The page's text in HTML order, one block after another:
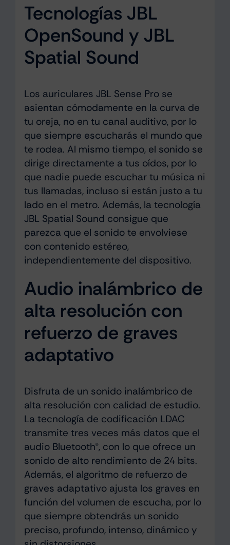
Tecnologías JBL
OpenSound y JBL
Spatial Sound
Los auriculares JBL Sense Pro se
asientan cómodamente en la curva de
tu oreja, no en tu canal auditivo, por lo
que siempre escucharás el mundo que
te rodea. Al mismo tiempo, el sonido se
dirige directamente a tus oídos, por lo
que nadie puede escuchar tu música ni
tus llamadas, incluso si están justo a tu
lado en el metro. Además, la tecnología
JBL Spatial Sound consigue que
parezca que el sonido te envolviese
con contenido estéreo,
independientemente del dispositivo.
Audio inalámbrico de
alta resolución con
refuerzo de graves
adaptativo
Disfruta de un sonido inalámbrico de
alta resolución con calidad de estudio.
La tecnología de codificación LDAC
transmite tres veces más datos que el
audio Bluetooth®, con lo que ofrece un
sonido de alto rendimiento de 24 bits.
Además, el algoritmo de refuerzo de
graves adaptativo ajusta los graves en
función del volumen de escucha, por lo
que siempre obtendrás un sonido
preciso, profundo, intenso, dinámico y